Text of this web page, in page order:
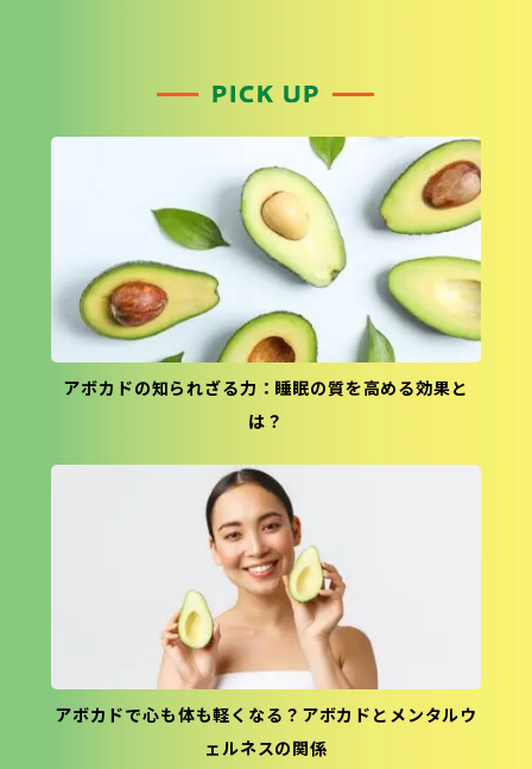
アボカドの知られざる力：睡眠の質を高める効果と
は？
アボカドで心も体も軽くなる？アボカドとメンタルウ
ェルネスの関係